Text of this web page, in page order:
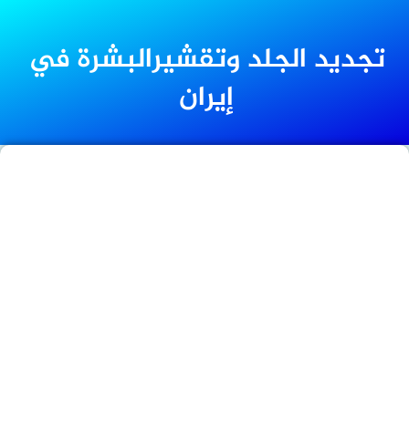
تجديد الجلد وتقشيرالبشرة في
إيران